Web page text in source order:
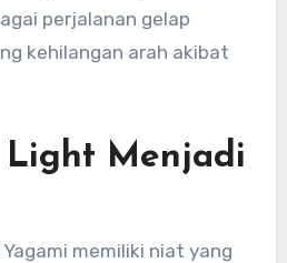
perjalanan gelap
kehilangan arah akibat
Light Menjadi
memiliki niat yang